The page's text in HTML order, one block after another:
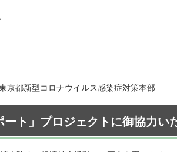
都新型コロナウイルス感染症対策本部
ト」プロジェクトに御協力い